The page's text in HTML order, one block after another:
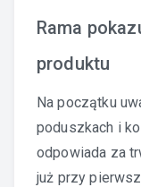
Rama
produktu
Na początku
poduszkach i
odpowiada za
już przy